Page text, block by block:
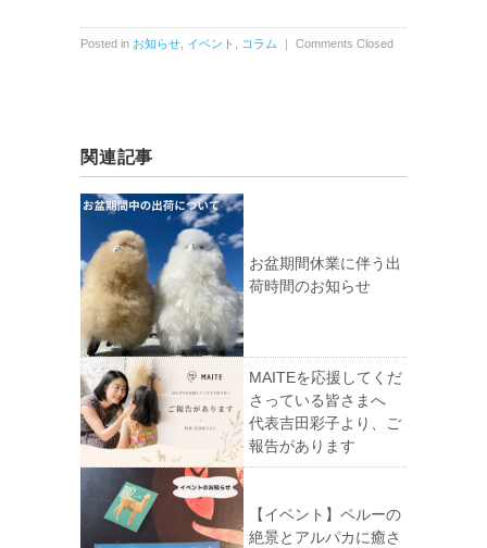
Posted in お知らせ イベント コラム ｜ Comments Closed
関連記事
お盆期間休業に伴う出
荷時間のお知らせ
MAITEを応援してくだ
さっている皆さまへ
代表吉田彩子より、ご
報告があります
【イベント】ペルーの
絶景とアルパカに癒さ